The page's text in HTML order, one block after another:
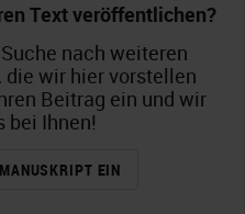
Text veröffentlichen?
nach weiteren
wir hier vorstellen
Beitrag ein und wir
bei Ihnen!
EIN